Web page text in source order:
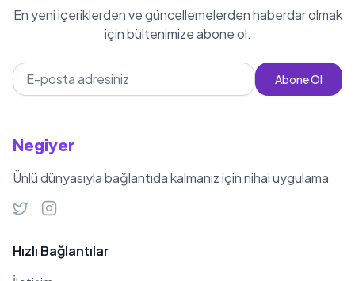
En yeni içeriklerden ve güncellemelerden haberdar olmak
için bültenimize abone ol.
Abone Ol
Negiyer
Ünlü dünyasıyla bağlantıda kalmanız için nihai uygulama
Hızlı Bağlantılar